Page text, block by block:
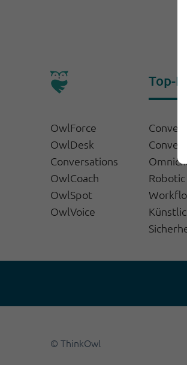
OwlForce
OwlDesk
Conversations
OwlCoach
OwlSpot
OwlVoice
Top-
© ThinkOwl